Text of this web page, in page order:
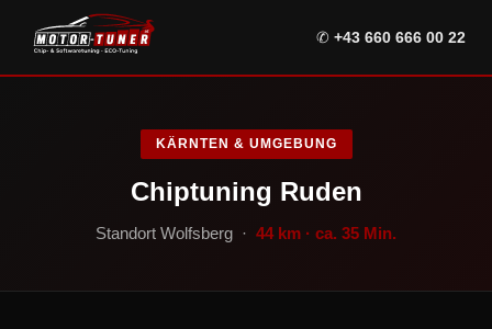
✆ +43 660 666 00 22
KÄRNTEN & UMGEBUNG
Chiptuning Ruden
Standort Wolfsberg · 44 km · ca. 35 Min.